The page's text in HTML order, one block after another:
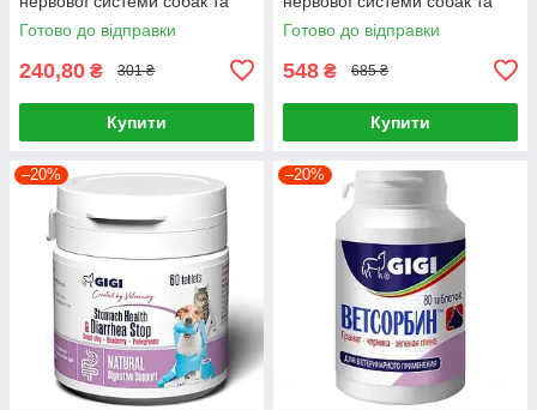
котів 30 таблеток
Готово до відправки
240,80 ₴ 301 ₴
Купити
котів 90 таблеток
Готово до відправки
548 ₴ 685 ₴
Купити
–20% –20%